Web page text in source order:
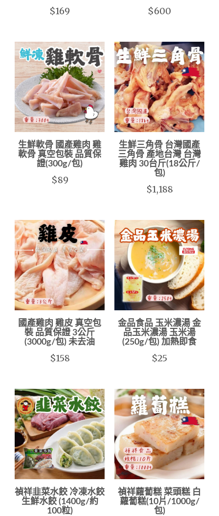
$169 $600
生鮮軟骨 國產雞肉 雞
軟骨 真空包裝 品質保
證(300g/包)
$89
生鮮三角骨 台灣國產
三角骨 產地台灣 台灣
雞肉 30台斤(18公斤/
包)
$1,188
國產雞肉 雞皮 真空包
裝 品質保證 3公斤
(3000g/包) 未去油
$158
金品食品 玉米濃湯 金
品玉米濃湯 玉米湯
(250g/包) 加熱即食
$25
禎祥韭菜水餃 冷凍水餃
生鮮水餃 (1400g/約
100粒)
禎祥蘿蔔糕 菜頭糕 白
蘿蔔糕(10片/1000g/
包)